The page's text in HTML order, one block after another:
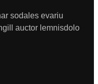
sodales evariu
auctor lemnisdolo